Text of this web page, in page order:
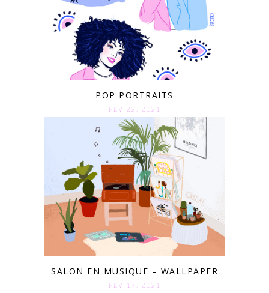
POP PORTRAITS
FÉV 22. 2021
SALON EN MUSIQUE – WALLPAPER
FÉV 17. 2021